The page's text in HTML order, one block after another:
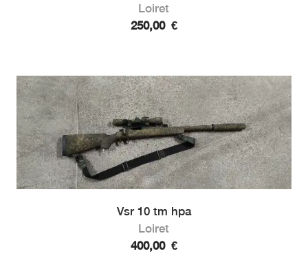
Loiret
250,00 €
Vsr 10 tm hpa
Loiret
400,00 €